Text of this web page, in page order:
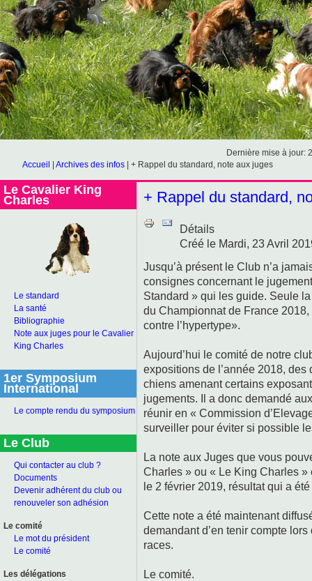
Accueil Archives des infos + Rappel du standard, note aux juges
Dernière mise à jour:
Le Cavalier King
Charles
Le standard
La santé
Bibliographie
Note aux juges pour le Cavalier
King Charles
1er Symposium
International
Le compte rendu du symposium
Le Club
Qui contacter au club ?
Documents
Devenir adhérent du club ou
renouveler son adhésion
Le comité
Le mot du président
Le comité
Les délégations
+ Rappel du standard,
Détails
Créé le Mardi, 23 Avril
Jusqu’à présent le Club n’a
consignes concernant le
Standard » qui les guide. Seule
du Championnat de France
contre l’hypertype».
Aujourd’hui le comité de notre
expositions de l’année 2018,
chiens amenant certains
jugements. Il a donc demandé
réunir en « Commission
surveiller pour éviter si possible
La note aux Juges que vous
Charles » ou « Le King Charles
le 2 février 2019, résultat qui a
Cette note a été maintenant
demandant d’en tenir compte
races.
Le comité.